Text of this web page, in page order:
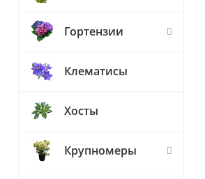
Гортензии
Клематисы
Хосты
Крупномеры